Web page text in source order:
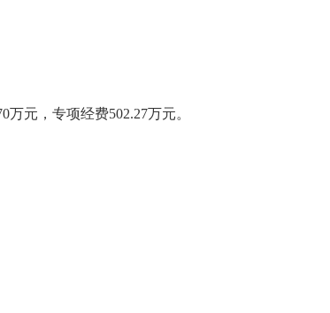
元，专项经费502.27万元。